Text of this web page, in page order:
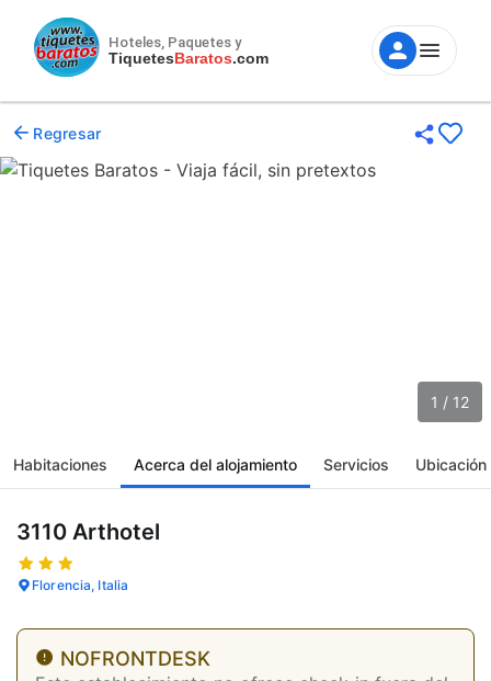
Hoteles, Paquetes y
TiquetesBaratos.com
Regresar
1 / 12
Habitaciones Acerca del alojamiento Servicios Ubicación
3110 Arthotel
Florencia, Italia
NOFRONTDESK